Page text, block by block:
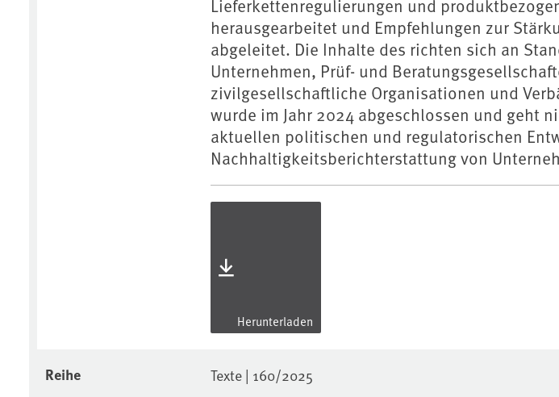
Lieferkettenregulierungen und
herausgearbeitet und Empfehlungen zur
abgeleitet. Die Inhalte des richten sich an
Unternehmen, Prüf- und
zivilgesellschaftliche Organisationen und
wurde im Jahr 2024 abgeschlossen und geht
aktuellen politischen und regulatorischen
Nachhaltigkeitsberichterstattung von
Herunterladen
Reihe Texte | 160/2025